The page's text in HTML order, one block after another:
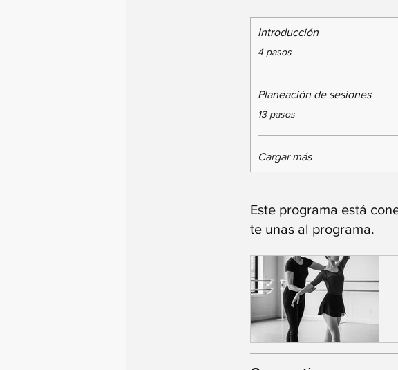
Introducción
4 pasos
Planeación de sesiones
.13 pasos
Cargar más
Este programa está
te unas al programa.